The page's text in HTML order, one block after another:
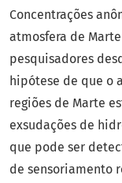
Concentrações
atmosfera de
pesquisadores
hipótese de que o
regiões de Marte
exsudações de
que pode ser
de sensoriamento